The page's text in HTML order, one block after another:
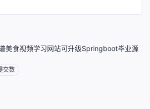
美食视频学习网站可升级Springboot毕业源
交数